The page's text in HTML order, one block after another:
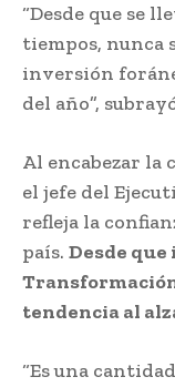
“Desde que se
tiempos, nunca
inversión
del año”,
Al encabezar la
el jefe del
refleja la
país. Desde
tendencia al
“Es una